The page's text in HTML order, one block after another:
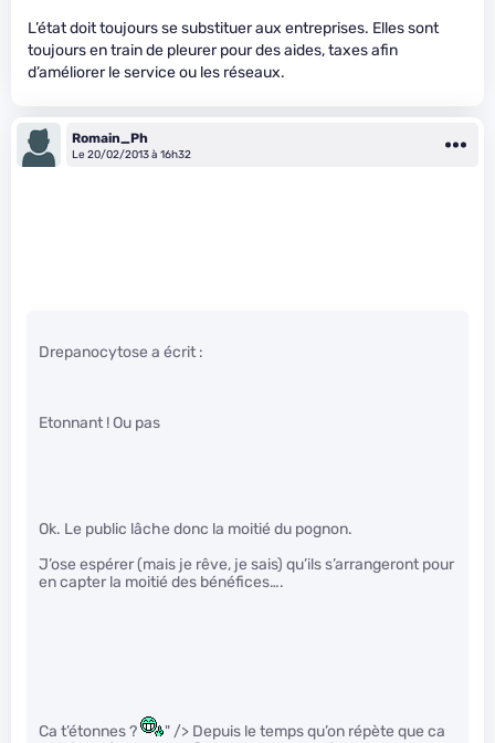
L’état doit toujours se substituer aux entreprises. Elles sont
toujours en train de pleurer pour des aides, taxes afin
d’améliorer le service ou les réseaux.
Romain_Ph
Le 20/02/2013 à 16h32
Drepanocytose a écrit :
Etonnant ! Ou pas
Ok. Le public lâche donc la moitié du pognon.
J’ose espérer (mais je rêve, je sais) qu’ils s’arrangeront pour
en capter la moitié des bénéfices….
Ca t’étonnes ?
" /> Depuis le temps qu’on répète que ca